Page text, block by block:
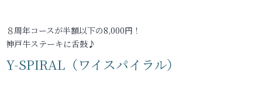
８周年コースが半額以下の8,000円！
神戸牛ステーキに舌鼓♪
Y-SPIRAL（ワイスパイラル）